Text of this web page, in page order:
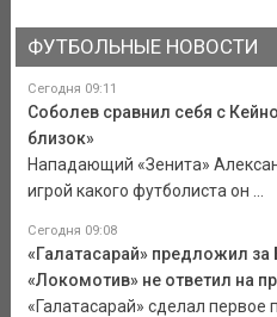
ФУТБОЛЬНЫЕ НОВОСТИ
Сегодня 09:11
Соболев сравнил себя с
близок»
Нападающий «Зенита»
игрой какого футболиста он ...
Сегодня 09:08
«Галатасарай» предложил за
«Локомотив» не ответил на
«Галатасарай» сделал